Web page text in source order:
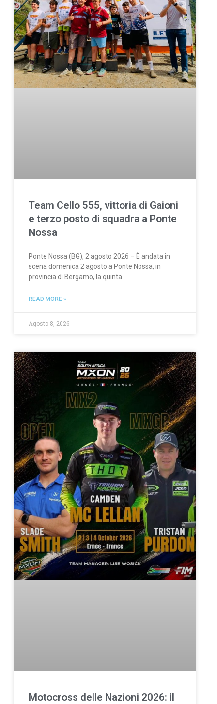
Team Cello 555, vittoria di Gaioni
e terzo posto di squadra a Ponte
Nossa
Ponte Nossa (BG), 2 agosto 2026 – È andata in
scena domenica 2 agosto a Ponte Nossa, in
provincia di Bergamo, la quinta
READ MORE »
Agosto 8, 2026
Motocross delle Nazioni 2026: il